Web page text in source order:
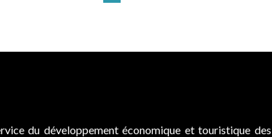
du développement économique et touristique des